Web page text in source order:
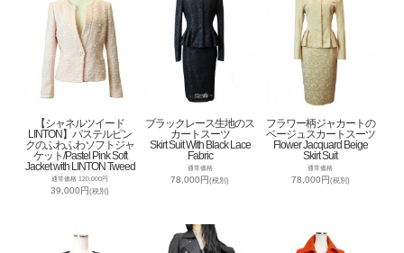
【シャネルツイード
LINTON】パステルピン
クのふわふわソフトジャ
ケット/Pastel Pink Soft
Jacket with LINTON Tweed
通常価格 120,000円
39,000円(税別)
ブラックレース生地のス
カートスーツ
Skirt Suit With Black Lace
Fabric
通常価格
78,000円(税別)
フラワー柄ジャカートの
ベージュスカートスーツ
Flower Jacquard Beige
Skirt Suit
通常価格
78,000円(税別)